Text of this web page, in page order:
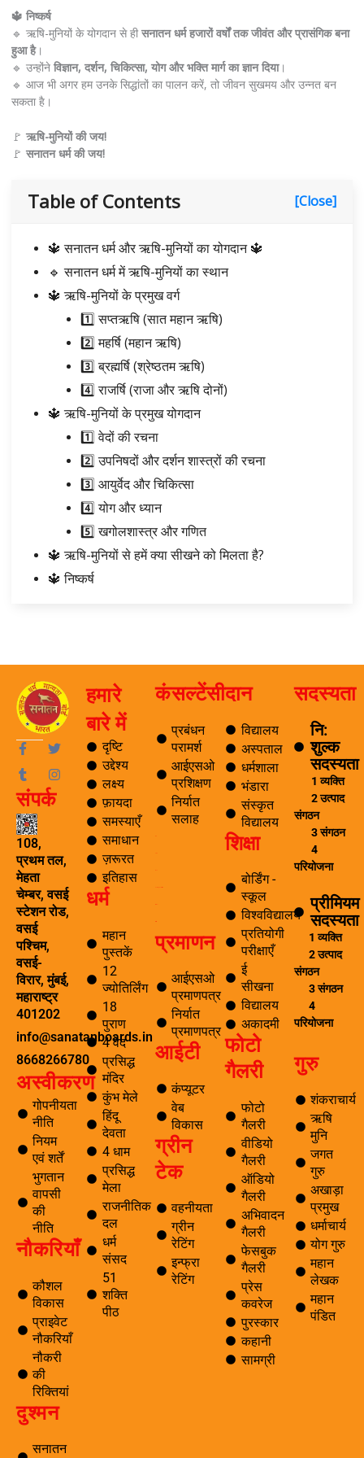
🔱 निष्कर्ष
🔹 ऋषि-मुनियों के योगदान से ही सनातन धर्म हजारों वर्षों तक जीवंत और प्रासंगिक बना
हुआ है।
🔹 उन्होंने विज्ञान, दर्शन, चिकित्सा, योग और भक्ति मार्ग का ज्ञान दिया।
🔹 आज भी अगर हम उनके सिद्धांतों का पालन करें, तो जीवन सुखमय और उन्नत बन
सकता है।
🚩 ऋषि-मुनियों की जय!
🚩 सनातन धर्म की जय!
Table of Contents [Close]
🔱 सनातन धर्म और ऋषि-मुनियों का योगदान 🔱
🔹 सनातन धर्म में ऋषि-मुनियों का स्थान
🔱 ऋषि-मुनियों के प्रमुख वर्ग
1️⃣ सप्तऋषि (सात महान ऋषि)
2️⃣ महर्षि (महान ऋषि)
3️⃣ ब्रह्मर्षि (श्रेष्ठतम ऋषि)
4️⃣ राजर्षि (राजा और ऋषि दोनों)
🔱 ऋषि-मुनियों के प्रमुख योगदान
1️⃣ वेदों की रचना
2️⃣ उपनिषदों और दर्शन शास्त्रों की रचना
3️⃣ आयुर्वेद और चिकित्सा
4️⃣ योग और ध्यान
5️⃣ खगोलशास्त्र और गणित
🔱 ऋषि-मुनियों से हमें क्या सीखने को मिलता है?
🔱 निष्कर्ष
F
a
c
e
b
o
o
k
-
f
T
i
t
T
u
m
b
l
r
I
s
a
m
संपर्क
108,
प्रथम तल,
मेहता
चेम्बर, वसई
स्टेशन रोड,
वसई
पश्चिम,
वसई-
विरार, मुंबई,
महाराष्ट्र
401202
info@sanatanboards.in
8668266780
अस्वीकरण
गोपनीयता
नीति
नियम
एवं शर्तें
भुगतान
वापसी
की
नीति
नौकरियाँ
कौशल
विकास
प्राइवेट
नौकरियाँ
नौकरी
की
रिक्तियां
दुश्मन
सनातन
हमारे
बारे में
दृष्टि
उद्देश्य
लक्ष्य
फ़ायदा
समस्याएँ
समाधान
ज़रूरत
इतिहास
धर्म
महान
पुस्तकें
12
ज्योतिर्लिंग
18
पुराण
4 वेद
प्रसिद्ध
मंदिर
कुंभ मेले
हिंदू
देवता
4 धाम
प्रसिद्ध
मेला
राजनीतिक
दल
धर्म
संसद
51
शक्ति
पीठ
कंसल्टेंसी
प्रबंधन
परामर्श
आईएसओ
प्रशिक्षण
निर्यात
सलाह
प्रमाणन
आईएसओ
प्रमाणपत्र
निर्यात
प्रमाणपत्र
आईटी
कंप्यूटर
वेब
विकास
ग्रीन
टेक
वहनीयता
ग्रीन
रेटिंग
इन्फ्रा
रेटिंग
दान
विद्यालय
अस्पताल
धर्मशाला
भंडारा
संस्कृत
विद्यालय
शिक्षा
बोर्डिंग -
स्कूल
विश्वविद्यालय
प्रतियोगी
परीक्षाएँ
ई
सीखना
विद्यालय
अकादमी
फोटो
गैलरी
फोटो
गैलरी
वीडियो
गैलरी
ऑडियो
गैलरी
अभिवादन
गैलरी
फेसबुक
गैलरी
प्रेस
कवरेज
पुरस्कार
कहानी
सामग्री
सदस्यता
नि:
शुल्क
सदस्यता
1 व्यक्ति
2 उत्पाद
संगठन
3 संगठन
4
परियोजना
प्रीमियम
सदस्यता
1 व्यक्ति
2 उत्पाद
संगठन
3 संगठन
4
परियोजना
गुरु
शंकराचार्य
ऋषि
मुनि
जगत
गुरु
अखाड़ा
प्रमुख
धर्माचार्य
योग गुरु
महान
लेखक
महान
पंडित